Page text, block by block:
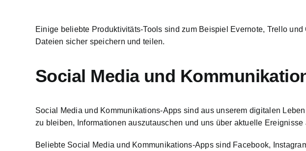
Einige beliebte Produktivitäts-Tools sind zum Beispiel Evernote, Trello
Dateien sicher speichern und teilen.
Social Media und
Social Media und Kommunikations-Apps sind aus unserem digitalen
zu bleiben, Informationen auszutauschen und uns über aktuelle Ereignisse
Beliebte Social Media und Kommunikations-Apps sind Facebook,